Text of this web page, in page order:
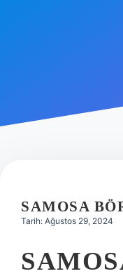
Hakkımızda
SAMOSA
Tarih: Ağustos 29, 2024